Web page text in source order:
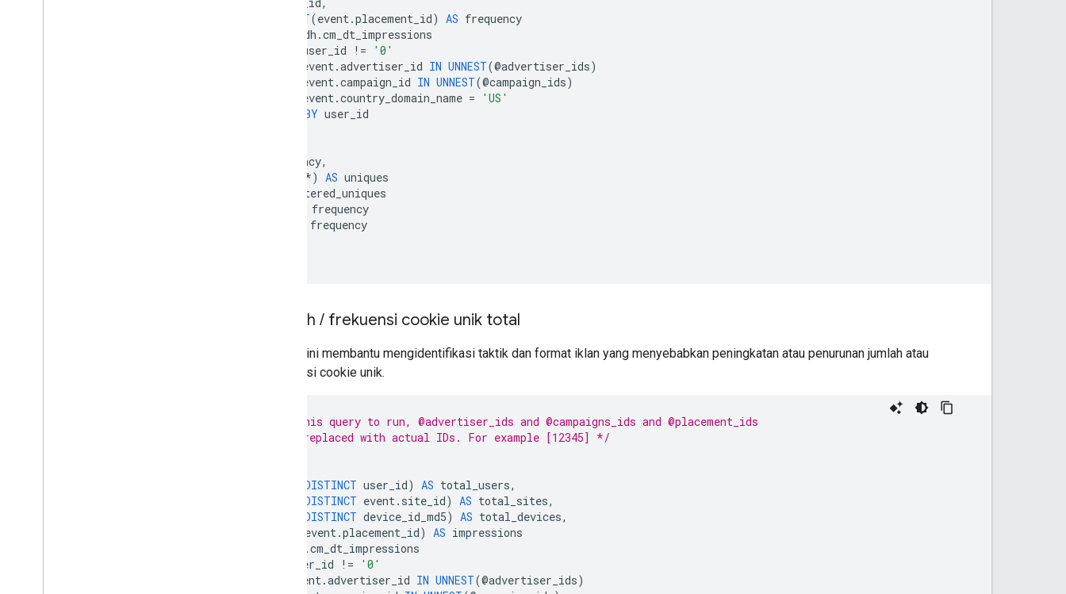
COUNT(event.placement_id) AS frequency
adh .cm_dt_impressions
user_id !=
'0'
event.advertiser_id IN UNNEST(@advertiser_ids)
event.campaign_id IN UNNEST(@campaign_ids)
event.country_domain_name =
'US'
BY user_id
frequency,
*) AS uniques
filtered_uniques
frequency
frequency
Jumlah / frekuensi cookie unik total
Contoh ini membantu mengidentifikasi taktik dan format iklan yang menyebabkan peningkatan atau penurunan jumlah atau
frekuensi cookie unik.
/* For this query to run, @advertiser_ids and @campaigns_ids and @placement_ids
must be replaced with actual IDs. For example [12345] */
DISTINCT user_id) AS total_users,
DISTINCT event. site_id) AS total_sites,
DISTINCT device_id_md5) AS total_devices,
event.placement_id) AS impressions
.cm_dt_impressions
user_id !=
'0'
event.advertiser_id IN UNNEST(@advertiser_ids)